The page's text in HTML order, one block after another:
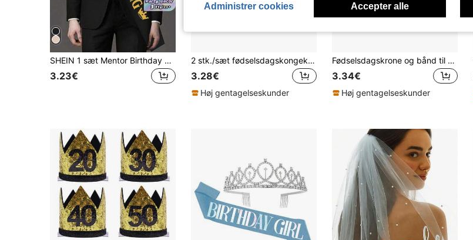
SHEIN 1 sæt Mentor Birthday King guldfolie bælte med badge, velegnet til fødselsdagsfestdekoration
3.23€
2 stk./sæt fødselsdagskongekrone og skærf, kongelig kongekrone til mænd og kvinder festdekoration galla fødselsdagsgaver til mænd kongekrone, jul mænd og kvinder
3.28€
Høj gentagelseskunder
Fødselsdagskrone og bånd til konge, royal guldkrone til mænd, festdekoration, galla, fødselsdagsgave til mænd, kongekrone til skønhedskonkurrence, jul, bryllupsfest, ungkarsfest, kostumefest for kvinder og mænd
3.34€
Høj gentagelseskunder
Administrer cookies Accepter alle